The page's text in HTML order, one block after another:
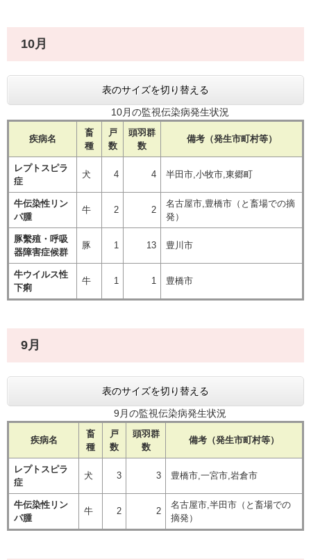
10月
表のサイズを切り替える
10月の監視伝染病発生状況
疾病名
畜
種
戸
数
頭羽群
数
備考（発生市町村等）
レプトスピラ
症
犬 4 4 半田市,小牧市,東郷町
牛伝染性リン
パ腫
牛 2 2
名古屋市,豊橋市（と畜場での摘
発）
豚繫殖・呼吸
器障害症候群
豚 1 13 豊川市
牛ウイルス性
下痢
牛 1 1 豊橋市
9月
表のサイズを切り替える
9月の監視伝染病発生状況
疾病名
畜
種
戸
数
頭羽群
数
備考（発生市町村等）
レプトスピラ
症
犬 3 3 豊橋市,一宮市,岩倉市
牛伝染性リン
パ腫
牛 2 2
名古屋市,半田市（と畜場での
摘発）